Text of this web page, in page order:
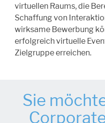
virtuellen Raums, die
Schaffung von
wirksame Bewerbung
erfolgreich virtuelle
Zielgruppe erreichen.
Sie